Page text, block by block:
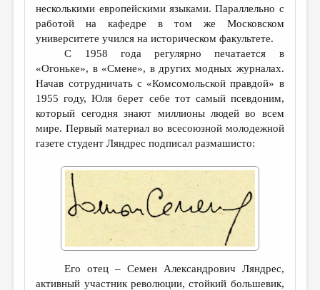
несколькими европейскими языками. Параллельно с
работой на кафедре в том же Московском
университете учился на историческом факультете.
С 1958 года регулярно печатается в
«Огоньке», в «Смене», в других модных журналах.
Начав сотрудничать с «Комсомольской правдой» в
1955 году, Юля берет себе тот самый псевдоним,
который сегодня знают миллионы людей во всем
мире. Первый материал во всесоюзной молодежной
газете студент Ляндрес подписал размашисто:
Его отец – Семен Александрович Ляндрес,
активный участник революции, стойкий большевик,